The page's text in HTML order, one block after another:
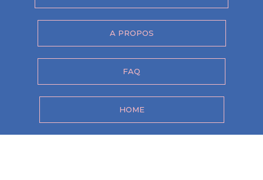
A PROPOS
FAQ
HOME